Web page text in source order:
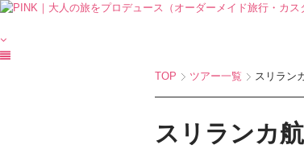
TOP
ツアー一覧 スリラン
スリランカ